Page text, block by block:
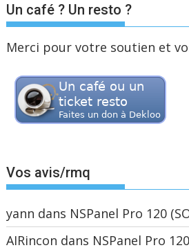
Un café ? Un resto ?
Merci pour votre soutien et
Vos avis/rmq
yann dans NSPanel Pro 120
AIRincon dans NSPanel Pro